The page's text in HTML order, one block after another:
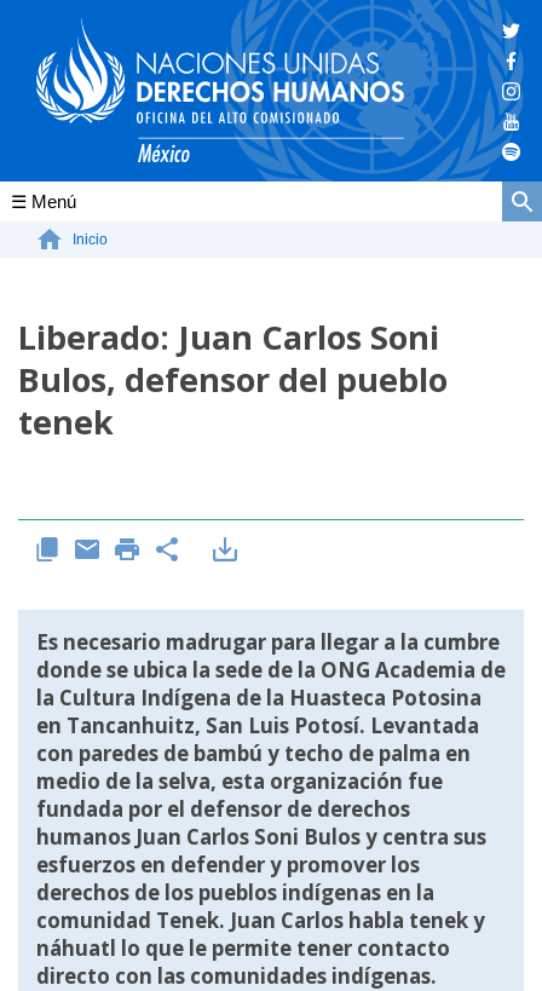
Conócenos
La ONU-DH en México
Vacantes ONU-DH México
ONU-DH en el tiempo
Inicio
Liberado: Juan Carlos Soni
Bulos, defensor del pueblo
tenek
Es necesario madrugar para llegar a la cumbre
donde se ubica la sede de la ONG Academia de
la Cultura Indígena de la Huasteca Potosina
en Tancanhuitz, San Luis Potosí. Levantada
con paredes de bambú y techo de palma en
medio de la selva, esta organización fue
fundada por el defensor de derechos
humanos Juan Carlos Soni Bulos y centra sus
esfuerzos en defender y promover los
derechos de los pueblos indígenas en la
comunidad Tenek. Juan Carlos habla tenek y
náhuatl lo que le permite tener contacto
directo con las comunidades indígenas.